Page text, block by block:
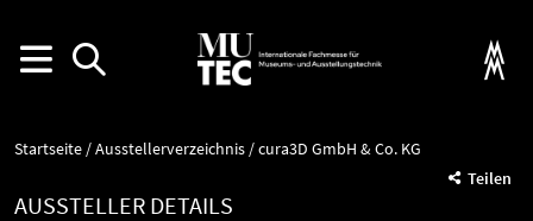
Startseite Ausstellerverzeichnis
cura3D GmbH & Co. KG
Teilen
AUSSTELLER DETAILS